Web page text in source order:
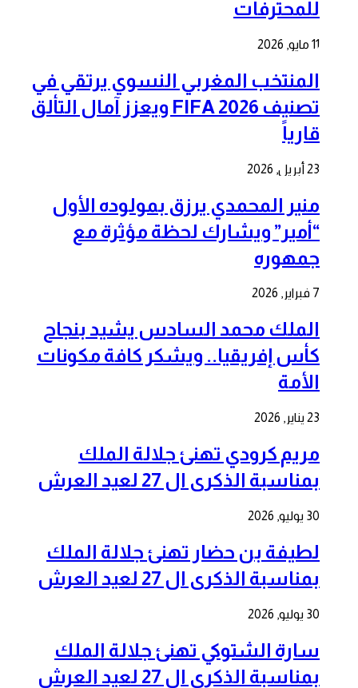
للمحترفات
11 مايو, 2026
المنتخب المغربي النسوي يرتقي في
تصنيف FIFA 2026 ويعزز آمال التألق
قارياً
23 أبريل, 2026
منير المحمدي يرزق بمولوده الأول
“أمير” ويشارك لحظة مؤثرة مع
جمهوره
7 فبراير, 2026
الملك محمد السادس يشيد بنجاح
كأس إفريقيا.. ويشكر كافة مكونات
الأمة
23 يناير, 2026
مريم كرودي تهنئ جلالة الملك
بمناسبة الذكرى ال 27 لعيد العرش
30 يوليو, 2026
لطيفة بن حضار تهنئ جلالة الملك
بمناسبة الذكرى ال 27 لعيد العرش
30 يوليو, 2026
سارة الشتوكي تهنئ جلالة الملك
بمناسبة الذكرى ال 27 لعيد العرش